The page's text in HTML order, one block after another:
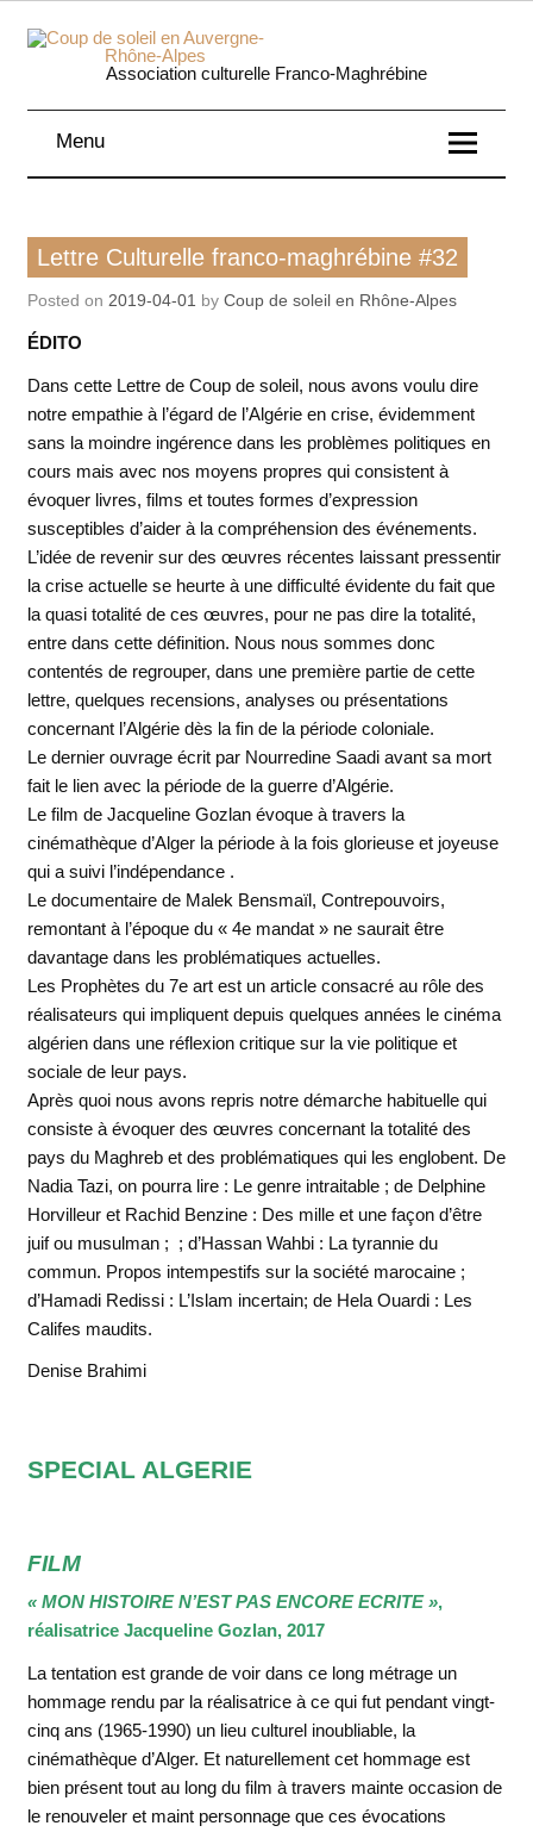
Skip
content
Coup
soleil
Association culturelle Franco-Maghrébine
Menu
Lettre culturelle franco-maghrébine
Lettre Culturelle franco-maghrébine #32
Posted on 2019-04-01 by Coup de soleil en Rhône-Alpes
ÉDITO
Dans cette Lettre de Coup de soleil, nous avons voulu dire
notre empathie à l’égard de l’Algérie en crise, évidemment
sans la moindre ingérence dans les problèmes politiques en
cours mais avec nos moyens propres qui consistent à
évoquer livres, films et toutes formes d’expression
susceptibles d’aider à la compréhension des événements.
L’idée de revenir sur des œuvres récentes laissant pressentir
la crise actuelle se heurte à une difficulté évidente du fait que
la quasi totalité de ces œuvres, pour ne pas dire la totalité,
entre dans cette définition. Nous nous sommes donc
contentés de regrouper, dans une première partie de cette
lettre, quelques recensions, analyses ou présentations
concernant l’Algérie dès la fin de la période coloniale.
Le dernier ouvrage écrit par Nourredine Saadi avant sa mort
fait le lien avec la période de la guerre d’Algérie.
Le film de Jacqueline Gozlan évoque à travers la
cinémathèque d’Alger la période à la fois glorieuse et joyeuse
qui a suivi l’indépendance .
Le documentaire de Malek Bensmaïl, Contrepouvoirs,
remontant à l’époque du « 4e mandat » ne saurait être
davantage dans les problématiques actuelles.
Les Prophètes du 7e art est un article consacré au rôle des
réalisateurs qui impliquent depuis quelques années le cinéma
algérien dans une réflexion critique sur la vie politique et
sociale de leur pays.
Après quoi nous avons repris notre démarche habituelle qui
consiste à évoquer des œuvres concernant la totalité des
pays du Maghreb et des problématiques qui les englobent. De
Nadia Tazi, on pourra lire : Le genre intraitable ; de Delphine
Horvilleur et Rachid Benzine : Des mille et une façon d’être
juif ou musulman ; ; d’Hassan Wahbi : La tyrannie du
commun. Propos intempestifs sur la société marocaine ;
d’Hamadi Redissi : L’Islam incertain; de Hela Ouardi : Les
Califes maudits.
Denise Brahimi
SPECIAL ALGERIE
FILM
« MON HISTOIRE N’EST PAS ENCORE ECRITE »,
réalisatrice Jacqueline Gozlan, 2017
La tentation est grande de voir dans ce long métrage un
hommage rendu par la réalisatrice à ce qui fut pendant vingt-
cinq ans (1965-1990) un lieu culturel inoubliable, la
cinémathèque d’Alger. Et naturellement cet hommage est
bien présent tout au long du film à travers mainte occasion de
le renouveler et maint personnage que ces évocations